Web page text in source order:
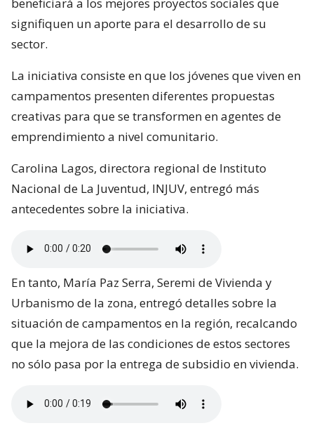
signifiquen un aporte para el desarrollo de su
sector.
La iniciativa consiste en que los jóvenes que viven en
campamentos presenten diferentes propuestas
creativas para que se transformen en agentes de
emprendimiento a nivel comunitario.
Carolina Lagos, directora regional de Instituto
Nacional de La Juventud, INJUV, entregó más
antecedentes sobre la iniciativa.
En tanto, María Paz Serra, Seremi de Vivienda y
Urbanismo de la zona, entregó detalles sobre la
situación de campamentos en la región, recalcando
que la mejora de las condiciones de estos sectores
no sólo pasa por la entrega de subsidio en vivienda.